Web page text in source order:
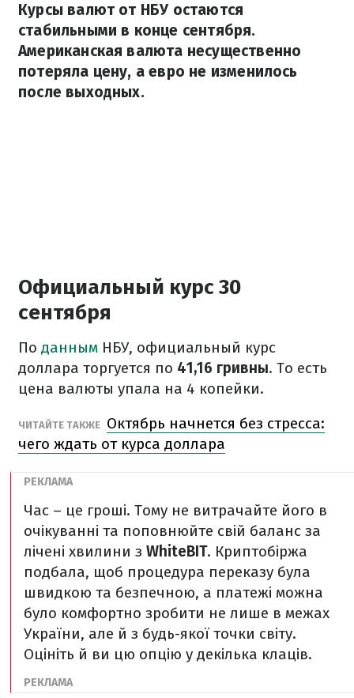
Курсы валют от НБУ остаются
стабильными в конце сентября.
Американская валюта несущественно
потеряла цену, а евро не изменилось
после выходных.
Официальный курс 30
сентября
По данным НБУ, официальный курс
доллара торгуется по 41,16 гривны. То есть
цена валюты упала на 4 копейки.
ЧИТАЙТЕ ТАКЖЕ Октябрь начнется без стресса:
чего ждать от курса доллара
Час – це гроші. Тому не витрачайте його в
очікуванні та поповнюйте свій баланс за
лічені хвилини з WhiteBIT. Криптобіржа
подбала, щоб процедура переказу була
швидкою та безпечною, а платежі можна
було комфортно зробити не лише в межах
України, але й з будь-якої точки світу.
Оцініть й ви цю опцію у декілька клаців.